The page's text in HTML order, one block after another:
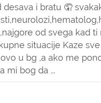
i bratu 🤦
od svega kad
situacije Kaze
u bg ,a ako me
mi bog da ...